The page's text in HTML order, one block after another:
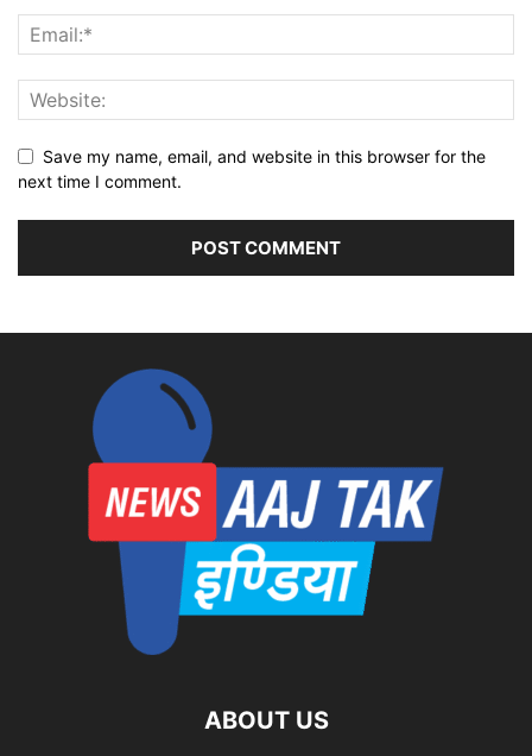
Save my name, email, and website in this browser for the
next time I comment.
ABOUT US